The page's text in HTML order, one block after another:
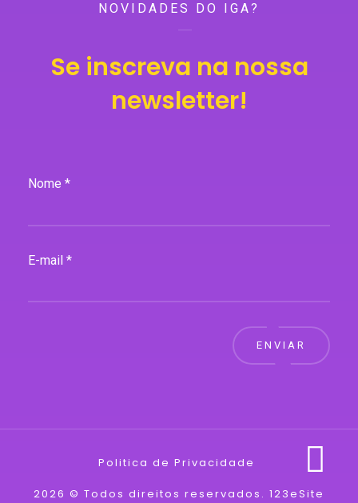
NOVIDADES DO IGA?
Se inscreva na nossa
newsletter!
Nome *
E-mail *
ENVIAR
Politica de Privacidade
2026 © Todos direitos reservados. 123eSite